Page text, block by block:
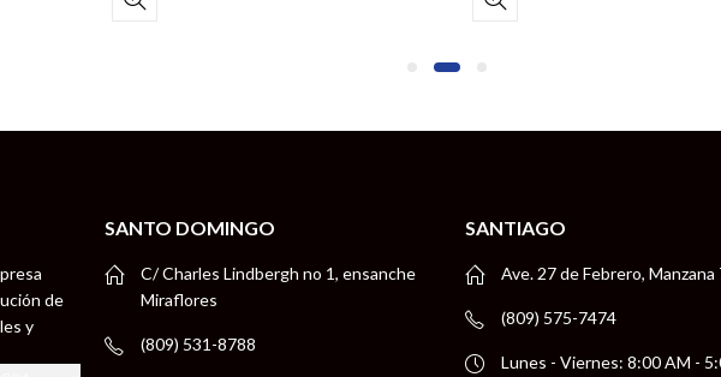
de
y
SANTO DOMINGO
C/ Charles Lindbergh no 1, ensanche
Miraflores
(809) 531-8788
SANTIAGO
Ave. 27 de Febrero, Manzana
(809) 575-7474
Lunes - Viernes: 8:00 AM -